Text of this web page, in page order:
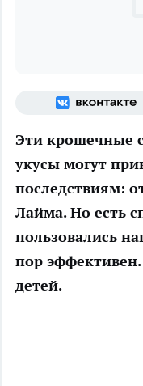
Эти крошечные
укусы могут
последствиям:
Лайма. Но есть
пользовались
пор
детей.